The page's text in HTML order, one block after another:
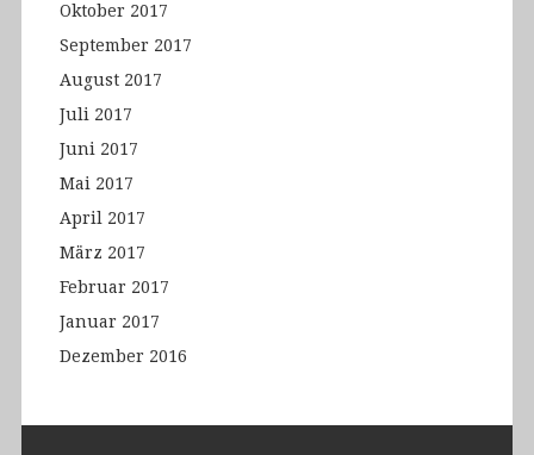
Oktober 2017
September 2017
August 2017
Juli 2017
Juni 2017
Mai 2017
April 2017
März 2017
Februar 2017
Januar 2017
Dezember 2016